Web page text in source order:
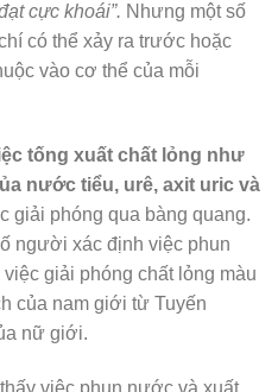
cực khoái”. Nhưng một số
có thể xảy ra trước hoặc
vào cơ thể của mỗi
tống xuất chất lỏng như
nước tiểu, urê, axit uric và
giải phóng qua bàng quang.
người xác định việc phun
giải phóng chất lỏng màu
của nam giới từ Tuyến
nữ giới.
việc phun nước và xuất